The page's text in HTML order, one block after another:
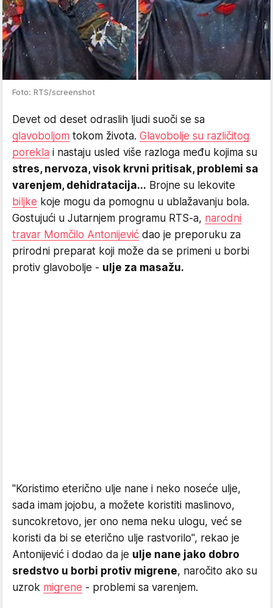
Foto: RTS/screenshot
Devet od deset odraslih ljudi suoči se sa
glavoboljom tokom života. Glavobolje su različitog
porekla i nastaju usled više razloga među kojima su
stres, nervoza, visok krvni pritisak, problemi sa
varenjem, dehidratacija... Brojne su lekovite
biljke koje mogu da pomognu u ublažavanju bola.
Gostujući u Jutarnjem programu RTS-a, narodni
travar Momčilo Antonijević dao je preporuku za
prirodni preparat koji može da se primeni u borbi
protiv glavobolje - ulje za masažu.
"Koristimo eterično ulje nane i neko noseće ulje,
sada imam jojobu, a možete koristiti maslinovo,
suncokretovo, jer ono nema neku ulogu, već se
koristi da bi se eterično ulje rastvorilo", rekao je
Antonijević i dodao da je ulje nane jako dobro
sredstvo u borbi protiv migrene, naročito ako su
uzrok migrene - problemi sa varenjem.